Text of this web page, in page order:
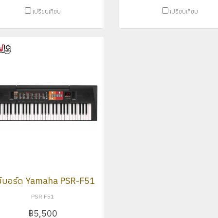
เปรียบเทียบ เปรียบเทียบ
อร์ด Yamaha PSR-F51
PSR F51
฿5,500